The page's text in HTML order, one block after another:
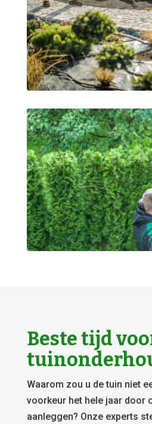
Beste tijd
Waarom zou u de tuin niet
voorkeur het hele jaar door
aanleggen? Onze experts